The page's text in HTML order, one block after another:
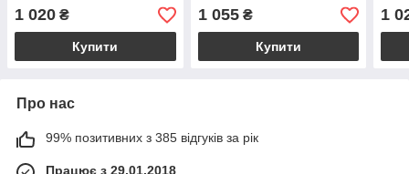
1 020 ₴
Купити
1 055₴
Купити
1
Про нас
99% позитивних з 385 відгуків за рік
Працює з 29.01.2018